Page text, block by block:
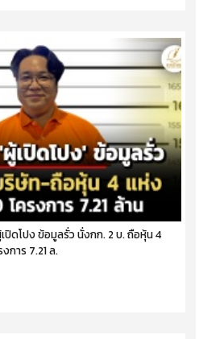
ดโปง ข้อมูลรั่ว นั่งกก. 2 บ. ถือหุ้น 4
การ 7.21 ล.